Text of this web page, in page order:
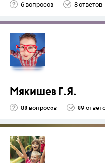
6 вопросов 8 ответов
Мякишев Г.Я.
88 вопросов 89